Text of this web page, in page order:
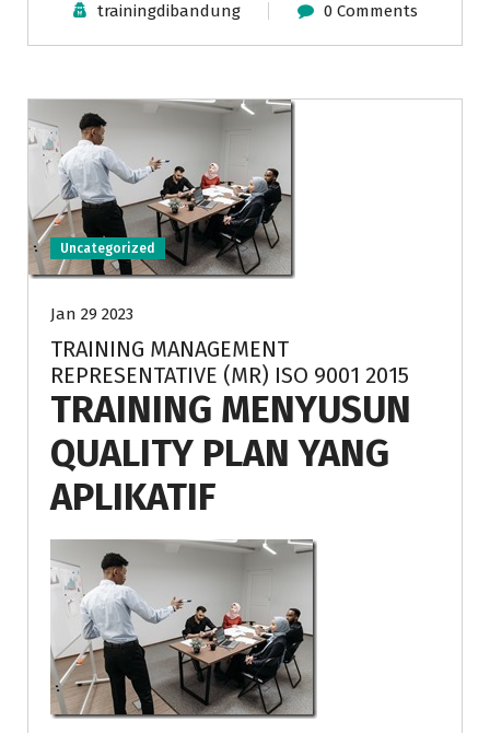
trainingdibandung 0 Comments
Uncategorized
Jan 29 2023
TRAINING MANAGEMENT
REPRESENTATIVE (MR) ISO 9001 2015
TRAINING MENYUSUN
QUALITY PLAN YANG
APLIKATIF